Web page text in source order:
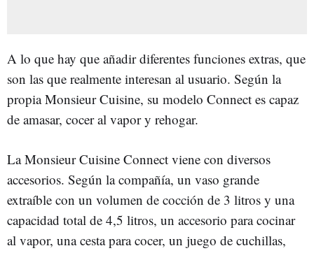
A lo que hay que añadir diferentes funciones extras, que
son las que realmente interesan al usuario. Según la
propia Monsieur Cuisine, su modelo Connect es capaz
de amasar, cocer al vapor y rehogar.
La Monsieur Cuisine Connect viene con diversos
accesorios. Según la compañía, un vaso grande
extraíble con un volumen de cocción de 3 litros y una
capacidad total de 4,5 litros, un accesorio para cocinar
al vapor, una cesta para cocer, un juego de cuchillas,